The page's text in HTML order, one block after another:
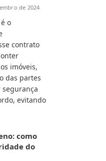
de 2024
o
contrato
imóveis,
das partes
evitando
como
do